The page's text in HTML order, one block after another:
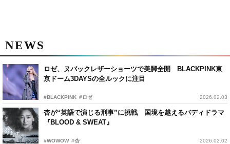
NEWS
ロゼ、ヌバックレザーショーツで美脚全開 BLACKPINK東
京ドーム3DAYSの全ルックに注目
#BLACKPINK #ロゼ 2026.02.03
杏が“英語で演じる刑事”に挑戦 国境を越えるバディドラマ
『BLOOD & SWEAT』
#WOWOW #杏 2026.02.02